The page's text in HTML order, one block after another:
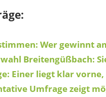
Wer gewinnt
Breitengüßbach:
Einer liegt klar
Umfrage zeigt